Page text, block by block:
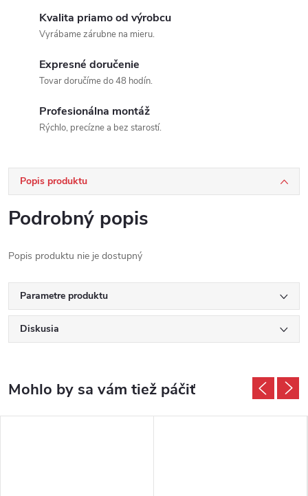
Kvalita priamo od výrobcu
Vyrábame zárubne na mieru.
Expresné doručenie
Tovar doručíme do 48 hodín.
Profesionálna montáž
Rýchlo, precízne a bez starostí.
Popis produktu
Podrobný popis
Popis produktu nie je dostupný
Parametre produktu
Diskusia